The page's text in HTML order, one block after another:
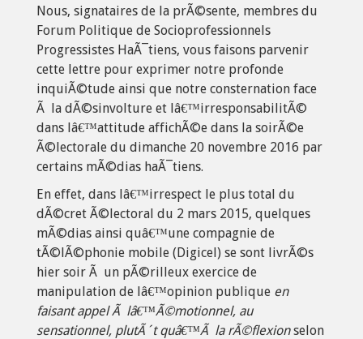
Nous, signataires de la prÃ©sente, membres du
Forum Politique de Socioprofessionnels
Progressistes HaÃ¯tiens, vous faisons parvenir
cette lettre pour exprimer notre profonde
inquiÃ©tude ainsi que notre consternation face
Ã la dÃ©sinvolture et lâ€™irresponsabilitÃ©
dans lâ€™attitude affichÃ©e dans la soirÃ©e
Ã©lectorale du dimanche 20 novembre 2016 par
certains mÃ©dias haÃ¯tiens.
En effet, dans lâ€™irrespect le plus total du
dÃ©cret Ã©lectoral du 2 mars 2015, quelques
mÃ©dias ainsi quâ€™une compagnie de
tÃ©lÃ©phonie mobile (Digicel) se sont livrÃ©s
hier soir Ã un pÃ©rilleux exercice de
manipulation de lâ€™opinion publique en
faisant appel Ã lâ€™Ã©motionnel, au
sensationnel, plutÃ´t quâ€™Ã la rÃ©flexionselon